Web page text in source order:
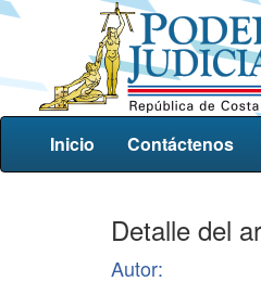
Inicio Contáctenos
Detalle del
Autor: